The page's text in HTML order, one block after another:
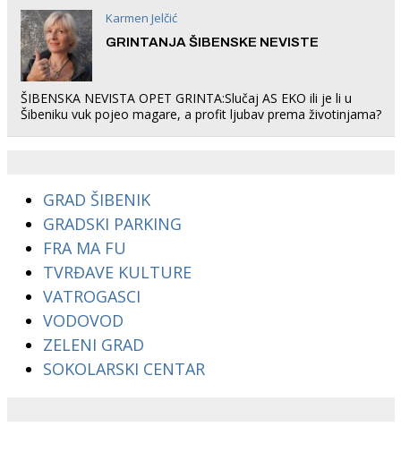
Karmen Jelčić
GRINTANJA ŠIBENSKE NEVISTE
ŠIBENSKA NEVISTA OPET GRINTA:Slučaj AS EKO ili je li u
Šibeniku vuk pojeo magare, a profit ljubav prema životinjama?
GRAD ŠIBENIK
GRADSKI PARKING
FRA MA FU
TVRĐAVE KULTURE
VATROGASCI
VODOVOD
ZELENI GRAD
SOKOLARSKI CENTAR